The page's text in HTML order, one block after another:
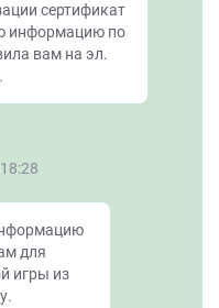
сертификат
информацию по
вам на эл.
для
игры из